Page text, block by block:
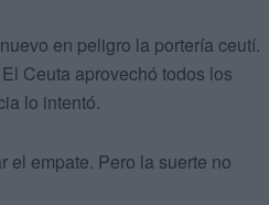
en peligro la portería ceutí.
Ceuta aprovechó todos los
lo intentó.
el empate. Pero la suerte no